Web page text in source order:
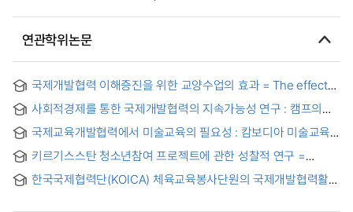
연관학위논문
국제개발협력 이해증진을 위한 교양수업의 효과 = The effect
of the liberal arts class to promote understanding of
international development cooperation for undergraduate
students
사회적경제를 통한 국제개발협력의 지속가능성 연구 : 캠프의
필리핀 사회적기업 익팅 봉제센터 사례를 중심으로 = A Case
study on Sustainability of International Development
Cooperation focus on Social Economy : IGTING Social
Enterprise of CAMP Asia in the Philippines
국제교육개발협력에서 미술교육의 필요성 : 캄보디아 미술교육
현황분석을 중심으로
키르기스스탄 청소년참여 프로젝트에 관한 성찰적 연구 =
Reflective Study on a Kyrgyz Adolescent Engagement
Project
한국국제협력단(KOICA) 체육교육봉사단원의 국제개발협력활동